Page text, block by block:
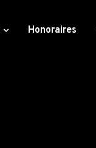
Honoraires